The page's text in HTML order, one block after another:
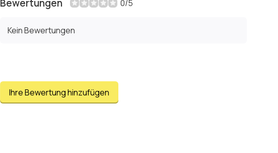
Bewertungen 0/5
Kein Bewertungen
Ihre Bewertung hinzufügen